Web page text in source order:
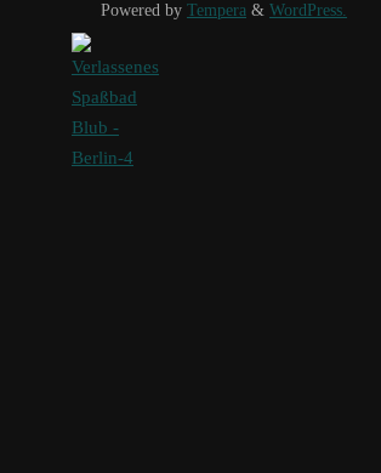
Powered by Tempera & WordPress.